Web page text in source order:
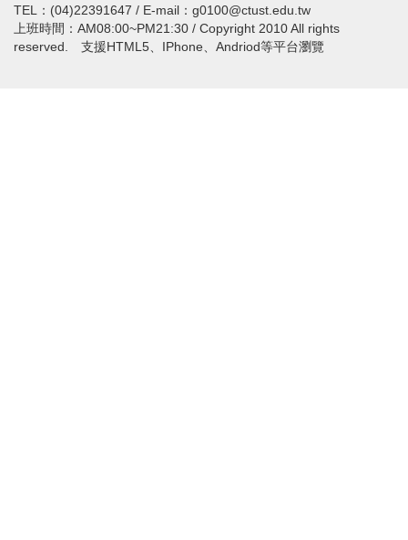
TEL：(04)22391647 / E-mail：g0100@ctust.edu.tw
上班時間：AM08:00~PM21:30 / Copyright 2010 All rights
reserved. 支援HTML5、IPhone、Andriod等平台瀏覽